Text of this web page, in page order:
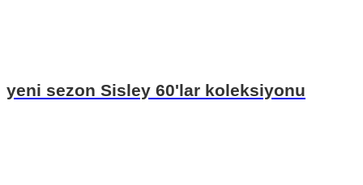
yeni sezon Sisley 60'lar koleksiyonu